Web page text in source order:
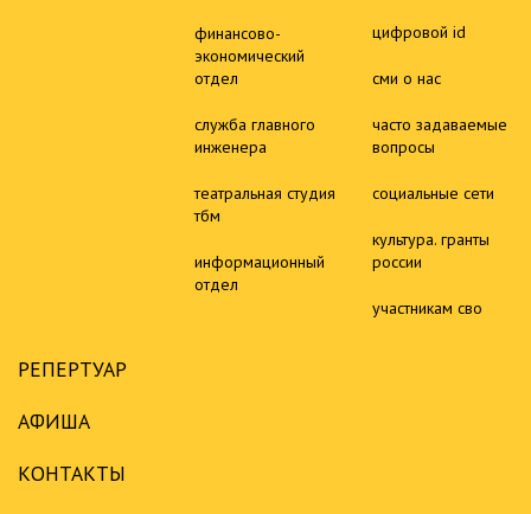
финансово-
экономический
отдел
служба главного
инженера
театральная студия
тбм
информационный
отдел
цифровой id
сми о нас
часто задаваемые
вопросы
социальные сети
культура. гранты
россии
участникам сво
РЕПЕРТУАР
АФИША
КОНТАКТЫ